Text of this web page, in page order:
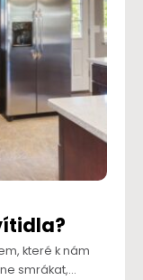
které k nám
smrákat,